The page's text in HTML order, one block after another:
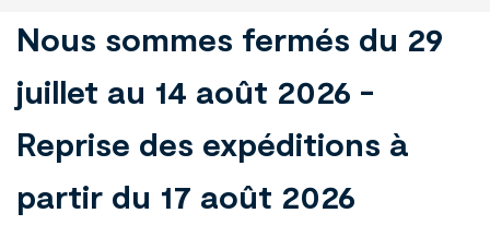
Nous sommes fermés du 29
juillet au 14 août 2026 -
Reprise des expéditions à
partir du 17 août 2026